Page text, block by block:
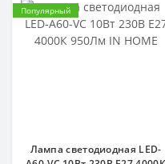
Популярный
Лампа светодиодная LED-